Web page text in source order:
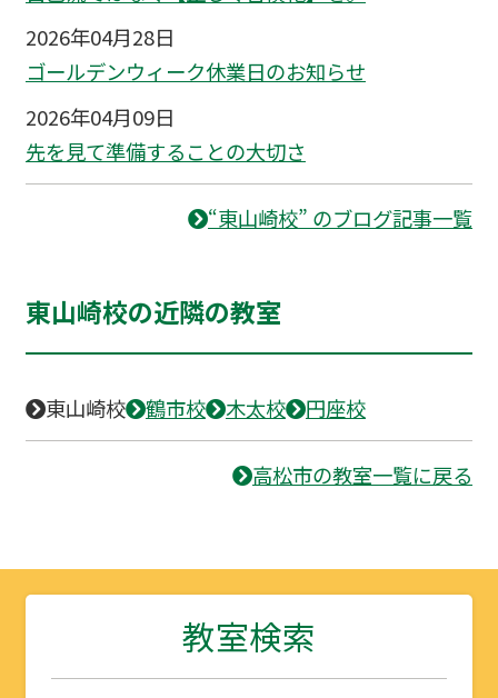
2026年04月28日
ゴールデンウィーク休業日のお知らせ
2026年04月09日
先を見て準備することの大切さ
“東山崎校” のブログ記事一覧
東山崎校の近隣の教室
東山崎校 鶴市校 木太校 円座校
高松市の教室一覧に戻る
教室検索